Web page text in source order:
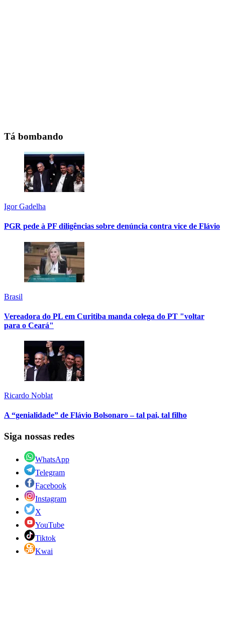
Tá bombando
Igor Gadelha
PGR pede à PF diligências sobre denúncia contra vice de Flávio
Brasil
Vereadora do PL em Curitiba manda colega do PT "voltar
para o Ceará"
Ricardo Noblat
A “genialidade” de Flávio Bolsonaro – tal pai, tal filho
Siga nossas redes
WhatsApp
Telegram
Facebook
Instagram
X
YouTube
Tiktok
Kwai